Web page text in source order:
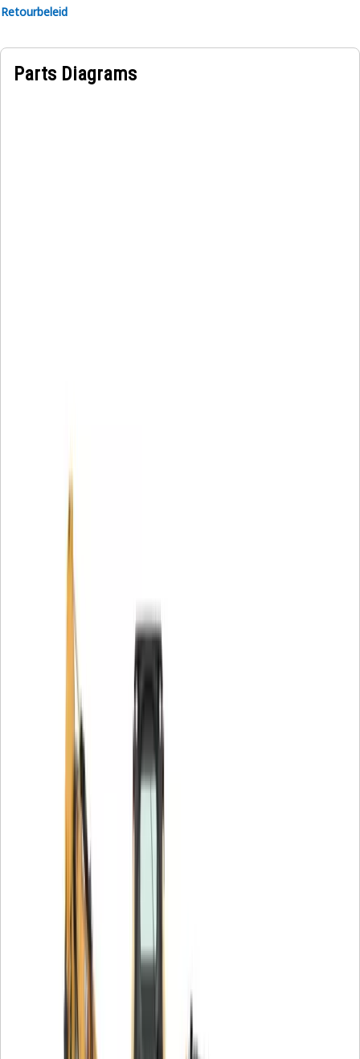
Retourbeleid
Parts Diagrams